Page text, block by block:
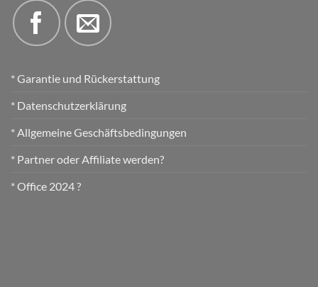
* Garantie und Rückerstattung
* Datenschutzerklärung
* Allgemeine Geschäftsbedingungen
* Partner oder Affiliate werden?
* Office 2024 ?